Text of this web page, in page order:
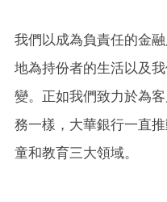
我們以成為負責任的金
地為持份者的生活以及
變。正如我們致力於為
務一樣，大華銀行一直
童和教育三大領域。